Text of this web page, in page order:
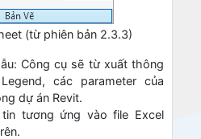
(từ phiên bản 2.3.3)
Công cụ sẽ từ xuất thông
các parameter của
dự án Revit.
tương ứng vào file Excel